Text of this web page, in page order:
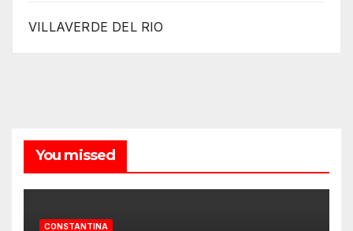
VILLAVERDE DEL RIO
You missed
CONSTANTINA